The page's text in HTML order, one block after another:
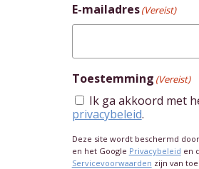
E-mailadres(Vereist)
Toestemming (Vereist)
Ik ga akkoord met
privacybeleid.
Deze site wordt beschermd door
en het Google Privacybeleid en
Servicevoorwaarden zijn van